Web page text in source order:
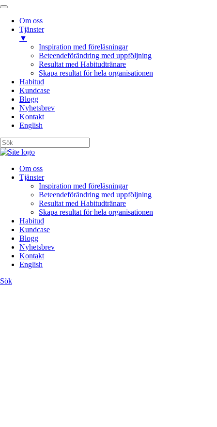
Om oss
Tjänster
▼
Inspiration med föreläsningar
Beteendeförändring med uppföljning
Resultat med Habitudtränare
Skapa resultat för hela organisationen
Habitud
Kundcase
Blogg
Nyhetsbrev
Kontakt
English
Om oss
Tjänster
Inspiration med föreläsningar
Beteendeförändring med uppföljning
Resultat med Habitudtränare
Skapa resultat för hela organisationen
Habitud
Kundcase
Blogg
Nyhetsbrev
Kontakt
English
Sök